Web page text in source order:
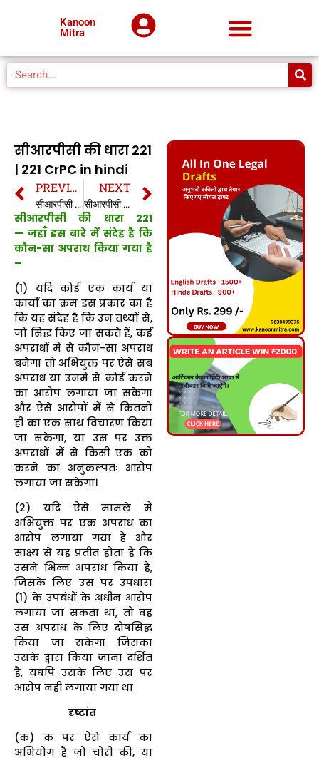
Kanoon
Mitra
सीआरपीसी की धारा 221
| 221 CrPC in hindi
PREVIOUS
सीआरपीसी की धारा 220 | 220 CrPC in hindi
NEXT
सीआरपीसी की धारा 222 | 222 CrPC in hindi
सीआरपीसी की धारा 221
— जहाँ इस बारे में संदेह है कि
कौन-सा अपराध किया गया है
–
(1) यदि कोई एक कार्य या
कार्यों का क्रम इस प्रकार का है
कि यह संदेह है कि उन तथ्यों से,
जो सिद्ध किए जा सकते हैं, कई
अपराधों में से कौन-सा अपराध
बनेगा तो अभियुक्त पर ऐसे सब
अपराध या उनमें से कोई करने
का आरोप लगाया जा सकेगा
और ऐसे आरोपों में से कितनों
ही का एक साथ विचारण किया
जा सकेगा, या उस पर उक्त
अपराधों में से किसी एक को
करने का अनुकल्पतः आरोप
लगाया जा सकेगा।
(2) यदि ऐसे मामले में
अभियुक्त पर एक अपराध का
आरोप लगाया गया है और
साक्ष्य से यह प्रतीत होता है कि
उसने भिन्न अपराध किया है,
जिसके लिए उस पर उपधारा
(1) के उपबंधों के अधीन आरोप
लगाया जा सकता था, तो वह
उस अपराध के लिए दोषसिद्ध
किया जा सकेगा जिसका
उसके द्वारा किया जाना दर्शित
है, यद्यपि उसके लिए उस पर
आरोप नहीं लगाया गया था
दृष्टांत
(क) क पर ऐसे कार्य का
अभियोग है जो चोरी की, या